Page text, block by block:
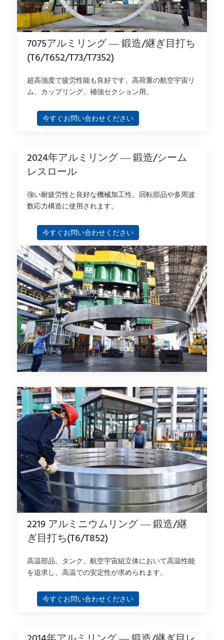
7075アルミリング — 鍛造/継ぎ目打ち
(T6/T652/T73/T7352)
超高強度で疲労性能も良好です。高荷重の航空宇宙リ
ム、カップリング、補強セクション用。
今すぐお問い合わせください
2024年アルミリング — 鍛造/シーム
レスロール
強い耐疲労性と良好な機械加工性。回転部品や多周波
数応力構造に使用されます。
今すぐお問い合わせください
2219 アルミニウムリング — 鍛造/継
ぎ目打ち(T6/T852)
高温部品、タンク、航空宇宙組立体において高温性能
を追求し、高温での安定性が求められます。
今すぐお問い合わせください